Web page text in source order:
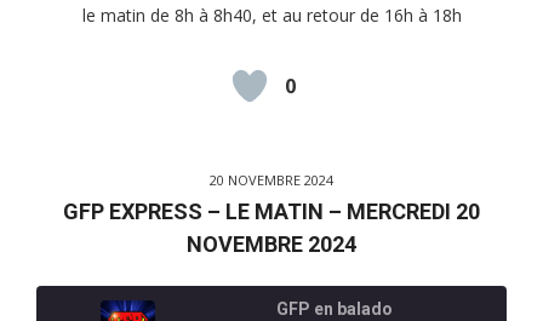
LINK
le matin de 8h à 8h40, et au retour de 16h à 18h
0
20 NOVEMBRE 2024
GFP EXPRESS – LE MATIN – MERCREDI 20
NOVEMBRE 2024
GFP en balado